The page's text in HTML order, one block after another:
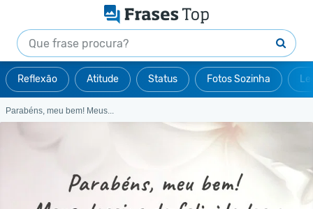
Reflexão Atitude Status Fotos Sozinha
Parabéns, meu bem! Meus...